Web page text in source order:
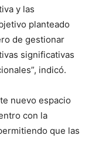
y las
planteado
de gestionar
significativas
indicó.
nuevo espacio
con la
que las